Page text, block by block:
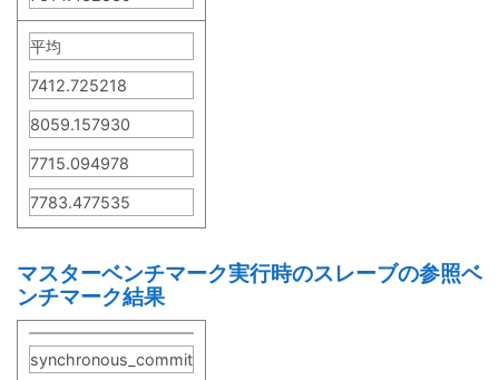
平均
7412.725218
8059.157930
7715.094978
7783.477535
マスターベンチマーク実行時のスレーブの参照ベ
ンチマーク結果
synchronous_commit